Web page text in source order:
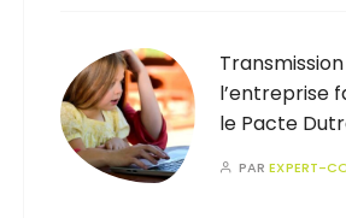
l’entreprise
le Pacte
PAREXPERT-